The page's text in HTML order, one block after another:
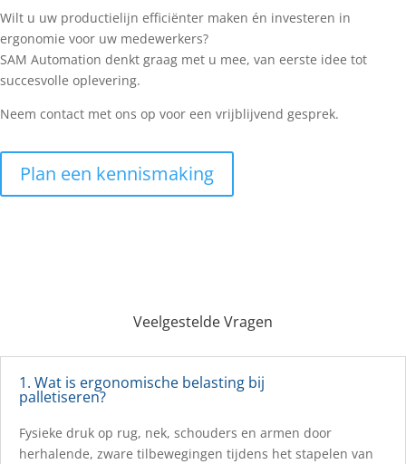
Wilt u uw productielijn efficiënter maken én investeren in
ergonomie voor uw medewerkers?
SAM Automation denkt graag met u mee, van eerste idee tot
succesvolle oplevering.
Neem contact met ons op voor een vrijblijvend gesprek.
Plan een kennismaking
Veelgestelde Vragen
1. Wat is ergonomische belasting bij
palletiseren?
Fysieke druk op rug, nek, schouders en armen door
herhalende, zware tilbewegingen tijdens het stapelen van